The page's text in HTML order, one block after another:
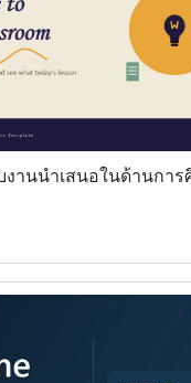
านนำเสนอในด้านการ